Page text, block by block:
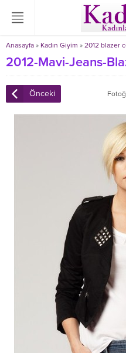
Anasayfa » Kadın Giyim » 2012 blazer
2012-Mavi-Jeans-
Önceki